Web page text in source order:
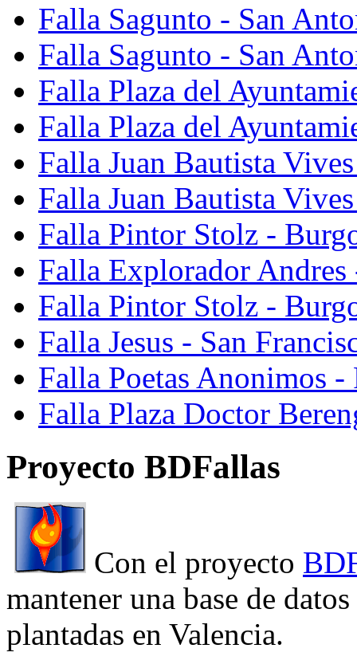
Falla Sagunto - San
Falla Sagunto - San
Falla Plaza del
Falla Plaza del
Falla Juan Bautista
Falla Juan Bautista
Falla Pintor Stolz -
Falla Explorador Andres
Falla Pintor Stolz -
Falla Jesus - San
Falla Poetas Anonimos
Falla Plaza Doctor
Proyecto BDFallas
Con el proyecto
mantener una base de
plantadas en Valencia.